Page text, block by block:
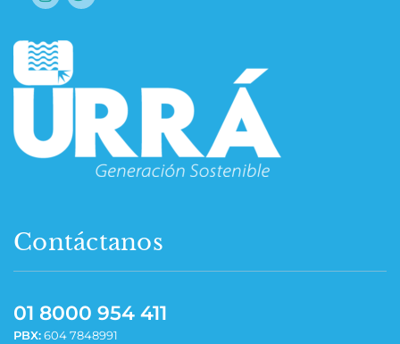
Contáctanos
01 8000 954 411
PBX:604 7848991